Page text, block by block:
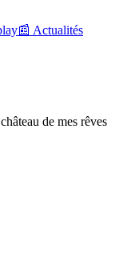
📰 Actualités
de mes rêves